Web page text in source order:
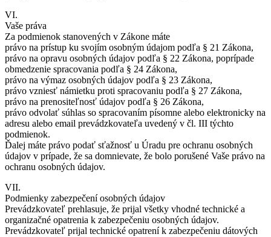
VI.
Vaše práva
Za podmienok stanovených v Zákone máte
právo na prístup ku svojím osobným údajom podľa § 21 Zákona,
právo na opravu osobných údajov podľa § 22 Zákona, poprípade
obmedzenie spracovania podľa § 24 Zákona,
právo na výmaz osobných údajov podľa § 23 Zákona,
právo vzniesť námietku proti spracovaniu podľa § 27 Zákona,
právo na prenositeľnosť údajov podľa § 26 Zákona,
právo odvolať súhlas so spracovaním písomne alebo elektronicky na
adresu alebo email prevádzkovateľa uvedený v čl. III týchto
podmienok.
Ďalej máte právo podať sťažnosť u Úradu pre ochranu osobných
údajov v prípade, že sa domnievate, že bolo porušené Vaše právo na
ochranu osobných údajov.
VII.
Podmienky zabezpečení osobných údajov
Prevádzkovateľ prehlasuje, že prijal všetky vhodné technické a
organizačné opatrenia k zabezpečeniu osobných údajov.
Prevádzkovateľ prijal technické opatrení k zabezpečeniu dátových